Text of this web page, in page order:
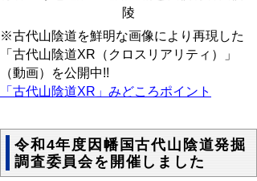
陵
※古代山陰道を鮮明な画像により再現した
「古代山陰道XR（クロスリアリティ）」
（動画）を公開中!!
「古代山陰道XR」みどころポイント
令和4年度因幡国古代山陰道発掘
調査委員会を開催しました